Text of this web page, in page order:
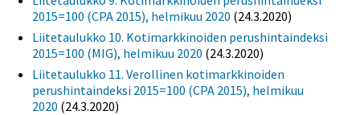
2015=100 (CPA 2015), helmikuu 2020 (24.3.2020)
Liitetaulukko 10. Kotimarkkinoiden perushintaindeksi
2015=100 (MIG), helmikuu 2020 (24.3.2020)
Liitetaulukko 11. Verollinen kotimarkkinoiden
perushintaindeksi 2015=100 (CPA 2015), helmikuu
2020 (24.3.2020)